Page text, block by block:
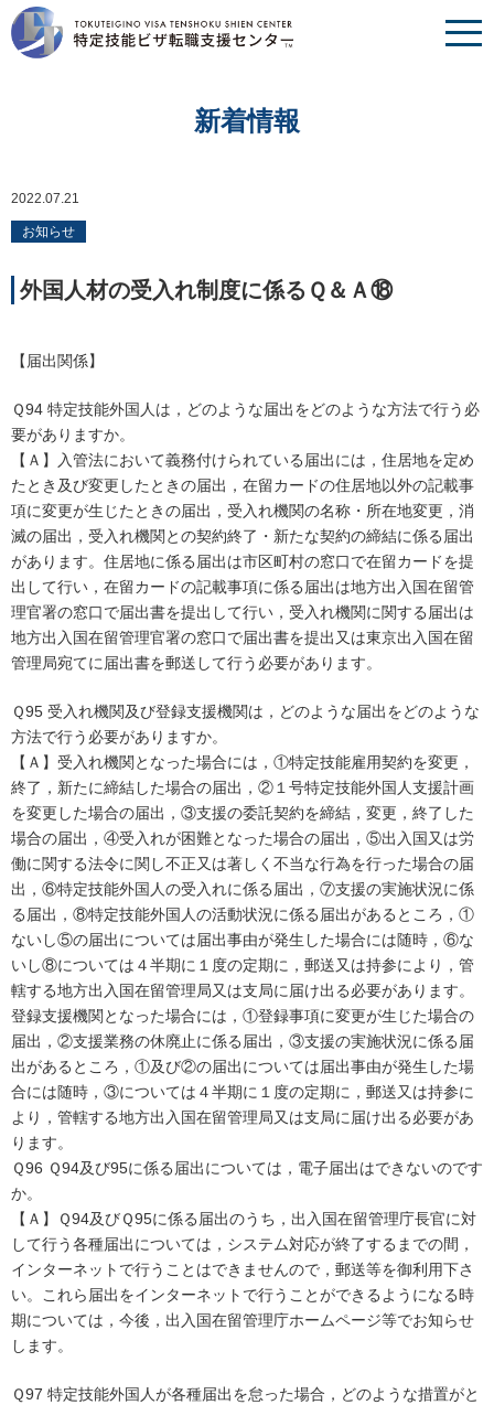
新着情報
2022.07.21
お知らせ
外国人材の受入れ制度に係るＱ＆Ａ⑱
【届出関係】
Ｑ94 特定技能外国人は，どのような届出をどのような方法で行う必
要がありますか。
【Ａ】入管法において義務付けられている届出には，住居地を定め
たとき及び変更したときの届出，在留カードの住居地以外の記載事
項に変更が生じたときの届出，受入れ機関の名称・所在地変更，消
滅の届出，受入れ機関との契約終了・新たな契約の締結に係る届出
があります。住居地に係る届出は市区町村の窓口で在留カードを提
出して行い，在留カードの記載事項に係る届出は地方出入国在留管
理官署の窓口で届出書を提出して行い，受入れ機関に関する届出は
地方出入国在留管理官署の窓口で届出書を提出又は東京出入国在留
管理局宛てに届出書を郵送して行う必要があります。
Ｑ95 受入れ機関及び登録支援機関は，どのような届出をどのような
方法で行う必要がありますか。
【Ａ】受入れ機関となった場合には，①特定技能雇用契約を変更，
終了，新たに締結した場合の届出，②１号特定技能外国人支援計画
を変更した場合の届出，③支援の委託契約を締結，変更，終了した
場合の届出，④受入れが困難となった場合の届出，⑤出入国又は労
働に関する法令に関し不正又は著しく不当な行為を行った場合の届
出，⑥特定技能外国人の受入れに係る届出，⑦支援の実施状況に係
る届出，⑧特定技能外国人の活動状況に係る届出があるところ，①
ないし⑤の届出については届出事由が発生した場合には随時，⑥な
いし⑧については４半期に１度の定期に，郵送又は持参により，管
轄する地方出入国在留管理局又は支局に届け出る必要があります。
登録支援機関となった場合には，①登録事項に変更が生じた場合の
届出，②支援業務の休廃止に係る届出，③支援の実施状況に係る届
出があるところ，①及び②の届出については届出事由が発生した場
合には随時，③については４半期に１度の定期に，郵送又は持参に
より，管轄する地方出入国在留管理局又は支局に届け出る必要があ
ります。
Ｑ96 Ｑ94及び95に係る届出については，電子届出はできないのです
か。
【Ａ】Ｑ94及びＱ95に係る届出のうち，出入国在留管理庁長官に対
して行う各種届出については，システム対応が終了するまでの間，
インターネットで行うことはできませんので，郵送等を御利用下さ
い。これら届出をインターネットで行うことができるようになる時
期については，今後，出入国在留管理庁ホームページ等でお知らせ
します。
Ｑ97 特定技能外国人が各種届出を怠った場合，どのような措置がと